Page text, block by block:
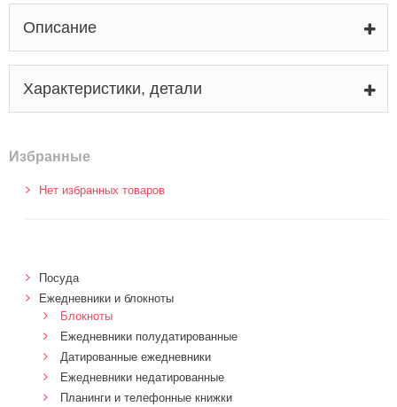
Описание
Характеристики, детали
Избранные
Нет избранных товаров
Посуда
Ежедневники и блокноты
Блокноты
Ежедневники полудатированные
Датированные ежедневники
Ежедневники недатированные
Планинги и телефонные книжки